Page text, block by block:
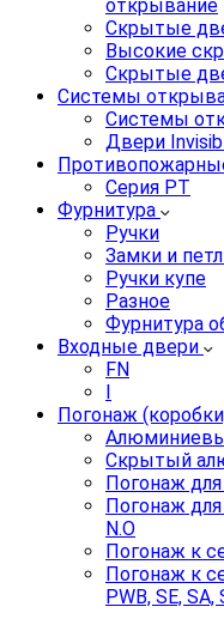
открывание
Скрытые
Высокие
Скрытые
Системы
Системы
Двери
Серия PT
Фурнитура
Ручки
Замки и
Ручки купе
Разное
Фурнитура
Входные двери
FN
I
Погонаж
Скрытый
Погонаж для
Погонаж для
N.O
Погонаж к
Погонаж к
PWB, SE, SA,